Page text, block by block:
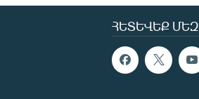
ՀԵՏԵՎԵՔ ՄԵԶ